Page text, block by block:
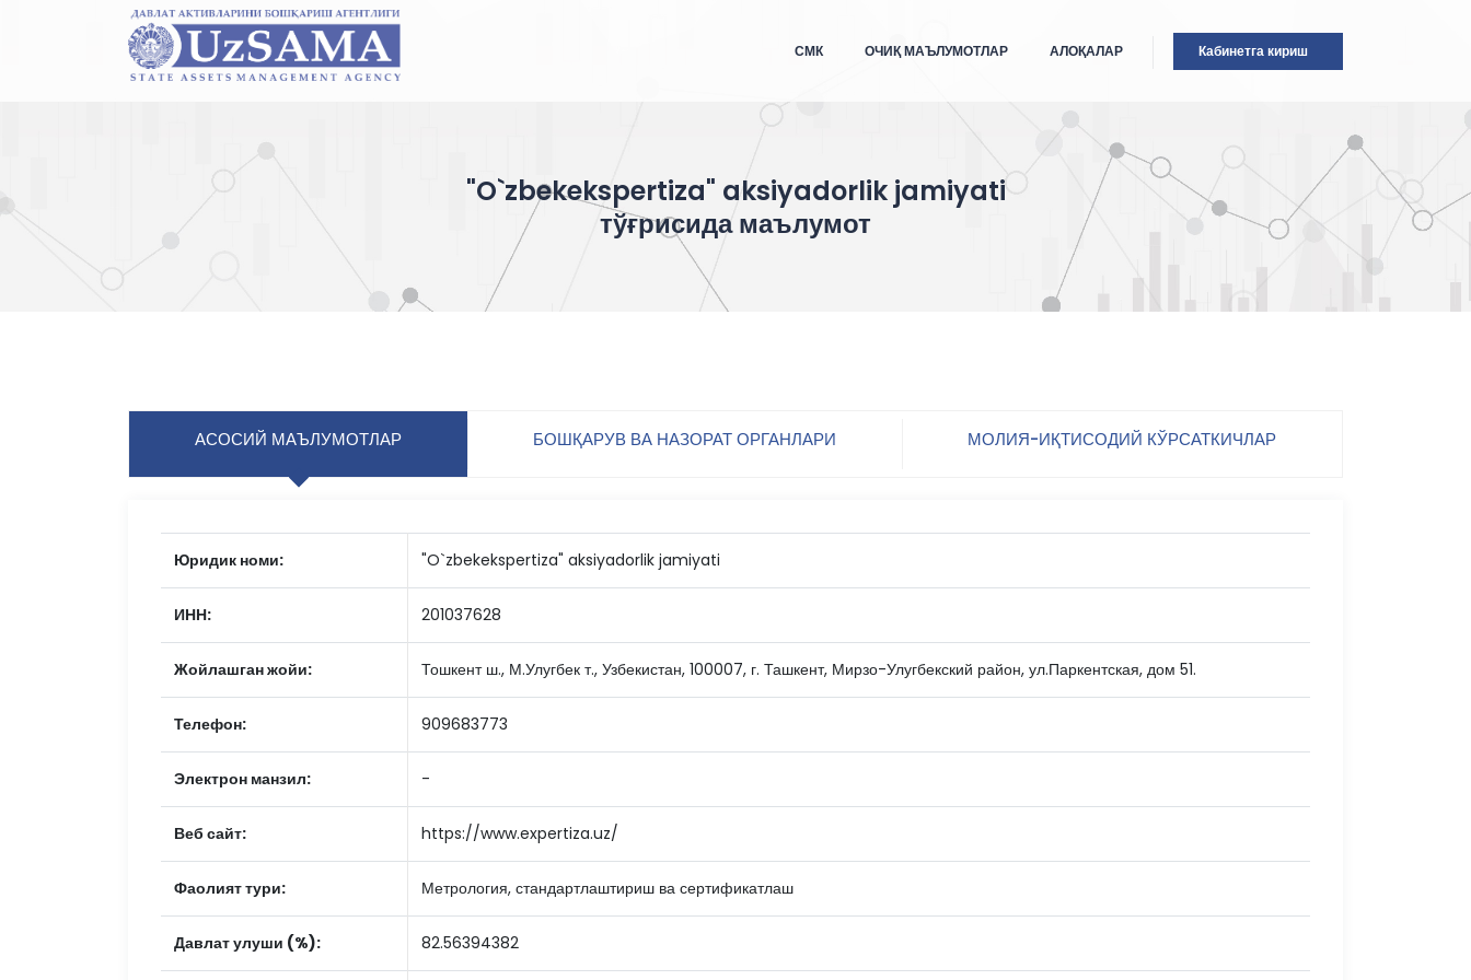
Кабинетга кириш
СМК ОЧИҚ МАЪЛУМОТЛАР АЛОҚАЛАР
"O`zbekekspertiza" aksiyadorlik jamiyati
тўғрисида маълумот
АСОСИЙ МАЪЛУМОТЛАР БОШҚАРУВ ВА НАЗОРАТ ОРГАНЛАРИ МОЛИЯ-ИҚТИСОДИЙ КЎРСАТКИЧЛАР
Юридик номи: "O`zbekekspertiza" aksiyadorlik jamiyati
ИНН: 201037628
Жойлашган жойи: Тошкент ш., М.Улугбек т., Узбекистан, 100007, г. Ташкент, Мирзо-Улугбекский район, ул.Паркентская, дом 51.
Телефон: 909683773
Электрон манзил: -
Веб сайт: https://www.expertiza.uz/
Фаолият тури: Метрология, стандартлаштириш ва сертификатлаш
Давлат улуши (%): 82.56394382